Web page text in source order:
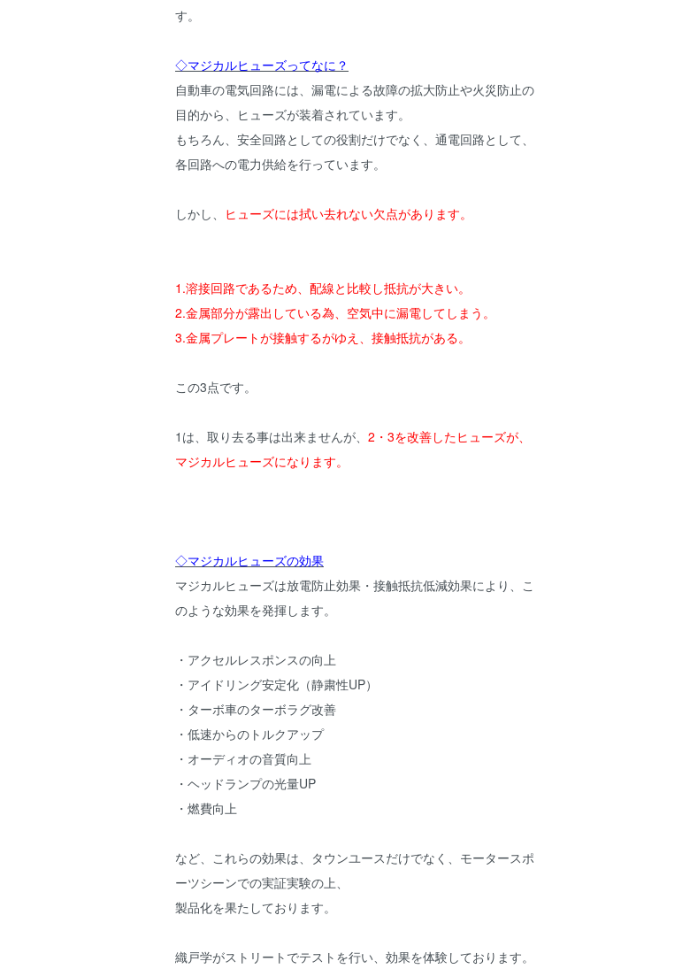
す。
◇マジカルヒューズってなに？
自動車の電気回路には、漏電による故障の拡大防止や火災防止の
目的から、ヒューズが装着されています。
もちろん、安全回路としての役割だけでなく、通電回路として、
各回路への電力供給を行っています。
しかし、 ヒューズには拭い去れない欠点があります。
1.溶接回路であるため、配線と比較し抵抗が大きい。
2.金属部分が露出している為、空気中に漏電してしまう。
3.金属プレートが接触するがゆえ、接触抵抗がある。
この3点です。
1は、取り去る事は出来ませんが、 2・3を改善したヒューズが、
マジカルヒューズになります。
◇マジカルヒューズの効果
マジカルヒューズは放電防止効果・接触抵抗低減効果により、こ
のような効果を発揮します。
・アクセルレスポンスの向上
・アイドリング安定化（静粛性UP）
・ターボ車のターボラグ改善
・低速からのトルクアップ
・オーディオの音質向上
・ヘッドランプの光量UP
・燃費向上
など、これらの効果は、タウンユースだけでなく、モータースポ
ーツシーンでの実証実験の上、
製品化を果たしております。
織戸学がストリートでテストを行い、効果を体験しております。